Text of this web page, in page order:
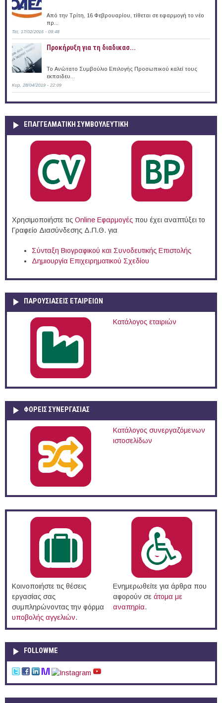
Από την Τρίτη, 16 Φεβρουαρίου, τίθεται σε εφαρμογή το νέο
πρ...
Τετ, 17/02/2016 - 09:48
Προκήρυξη για τη διαδικασ...
Το Ανώτατο Συμβούλιο Επιλογής Προσωπικού καλεί τους
εκπαιδευ...
Κυρ, 28/04/2019 - 22:09
ΕΠΑΓΓΕΛΜΑΤΙΚΉ ΣΥΜΒΟΥΛΕΥΤΙΚΉ
Χρησιμοποιήστε τις Online Eφαρμογές που έχει αναπτύξει το
Γραφείο Διασύνδεσης Δ.Π.Θ. για
Σύνταξη Βιογραφικού και Συνοδευτικής Επιστολής
Δημιουργία Επιχειρηματικού Σχεδίου
ΠΑΡΟΥΣΙΆΣΕΙΣ ΕΤΑΙΡΕΙΏΝ
Κατάλογος εταιριών
ΦΟΡΕΙΣ ΣΥΝΕΡΓΑΣΙΑΣ
Κατάλογος συνεργαζόμενων
ιστοσελίδων
Κοινοποιήστε τις θέσεις
εργασίας σας
συμπληρώνοντας την φόρμα
υποβολής αγγελιών.
Ενημερωθείτε για άρθρα που
αφορούν σε άτομα με
αναπηρία.
FOLLOWME